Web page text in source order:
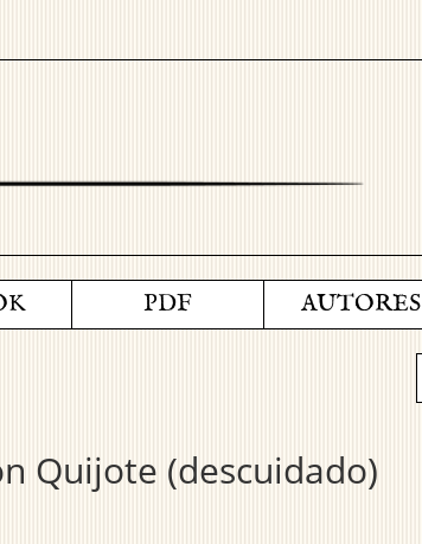
PDF AUTORES
Quijote (descuidado)